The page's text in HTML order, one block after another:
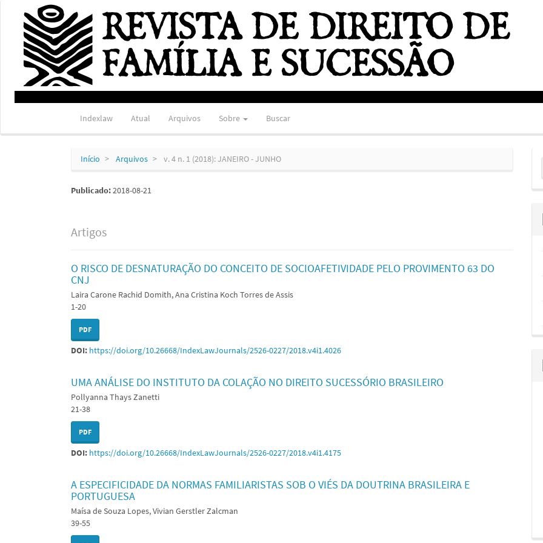
Navegação
Principal
Conteúdo
principal
Barra
Lateral
Indexlaw Atual Arquivos Sobre Buscar
Início Arquivos v. 4 n. 1 (2018): JANEIRO - JUNHO
Publicado:2018-08-21
Artigos
O RISCO DE DESNATURAÇÃO DO CONCEITO DE SOCIOAFETIVIDADE PELO PROVIMENTO 63 DO
CNJ
Laira Carone Rachid Domith, Ana Cristina Koch Torres de Assis
1-20
PDF
DOI: https://doi.org/10.26668/IndexLawJournals/2526-0227/2018.v4i1.4026
UMA ANÁLISE DO INSTITUTO DA COLAÇÃO NO DIREITO SUCESSÓRIO BRASILEIRO
Pollyanna Thays Zanetti
21-38
PDF
DOI: https://doi.org/10.26668/IndexLawJournals/2526-0227/2018.v4i1.4175
A ESPECIFICIDADE DA NORMAS FAMILIARISTAS SOB O VIÉS DA DOUTRINA BRASILEIRA E
PORTUGUESA
Maísa de Souza Lopes, Vivian Gerstler Zalcman
39-55